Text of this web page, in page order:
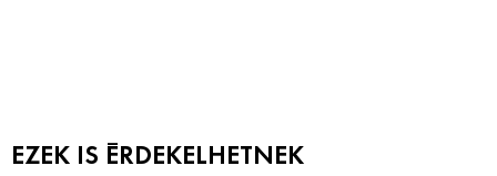
EZEK IS ÉRDEKELHETNEK